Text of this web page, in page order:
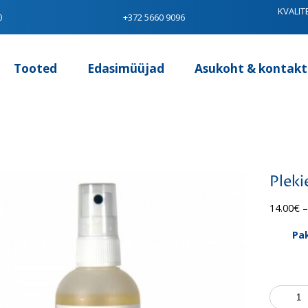
+372 5660 9096
Tooted Edasimüüjad Asukoht & kontakt
14.00€ –